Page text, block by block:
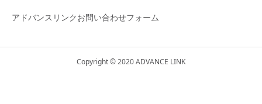
アドバンスリンクお問い合わせフォーム
Copyright © 2020 ADVANCE LINK